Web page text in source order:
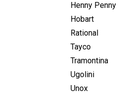
Henny Penny
Hobart
Rational
Tayco
Tramontina
Ugolini
Unox